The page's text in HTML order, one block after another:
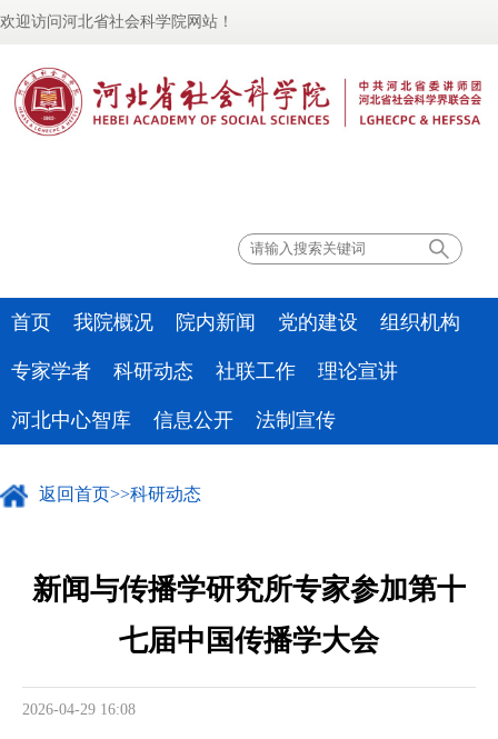
欢迎访问河北省社会科学院网站！
首页 我院概况 院内新闻 党的建设 组织机构
专家学者 科研动态 社联工作 理论宣讲
河北中心智库 信息公开 法制宣传
返回首页>>科研动态
新闻与传播学研究所专家参加第十
七届中国传播学大会
2026-04-29 16:08